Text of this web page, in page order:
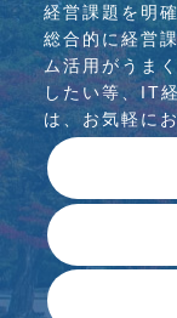
経営課題を明
総合的に経営
ム活⽤がうま
したい等、IT
は、お気軽に